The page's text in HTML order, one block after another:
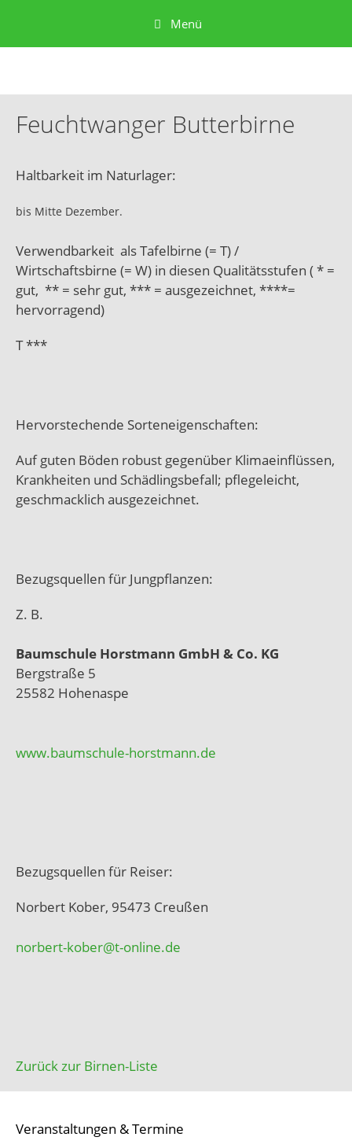
Menü
Feuchtwanger Butterbirne
Haltbarkeit im Naturlager:
bis Mitte Dezember.
Verwendbarkeit als Tafelbirne (= T) /
Wirtschaftsbirne (= W) in diesen Qualitätsstufen ( * =
gut, ** = sehr gut, *** = ausgezeichnet, ****=
hervorragend)
T ***
Hervorstechende Sorteneigenschaften:
Auf guten Böden robust gegenüber Klimaeinflüssen,
Krankheiten und Schädlingsbefall; pflegeleicht,
geschmacklich ausgezeichnet.
Bezugsquellen für Jungpflanzen:
Z. B.
Baumschule Horstmann GmbH & Co. KG
Bergstraße 5
25582 Hohenaspe
www.baumschule-horstmann.de
Bezugsquellen für Reiser:
Norbert Kober, 95473 Creußen
norbert-kober@t-online.de
Zurück zur Birnen-Liste
Veranstaltungen & Termine